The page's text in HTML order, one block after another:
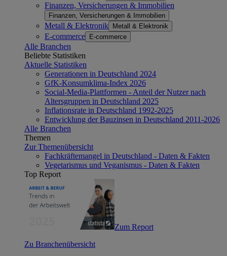
Finanzen, Versicherungen & Immobilien
Finanzen, Versicherungen & Immobilien
Metall & Elektronik Metall & Elektronik
E-commerce E-commerce
Alle Branchen
Beliebte Statistiken
Aktuelle Statistiken
Generationen in Deutschland 2024
GfK-Konsumklima-Index 2026
Social-Media-Plattformen - Anteil der Nutzer nach
Altersgruppen in Deutschland 2025
Inflationsrate in Deutschland 1992-2025
Entwicklung der Bauzinsen in Deutschland 2011-2026
Alle Branchen
Themen
Zur Themenübersicht
Fachkräftemangel in Deutschland - Daten & Fakten
Vegetarismus und Veganismus - Daten & Fakten
Top Report
Zum Report
Zu Branchenübersicht